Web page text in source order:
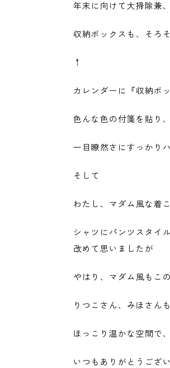
年末に向けて大掃除兼
収納ボックスも、そろ
↑
カレンダーに『収納ボ
色んな色の付箋を貼り
一目瞭然さにすっかり
そして
わたし、マダム風な着
シャツにパンツスタイ
改めて思いましたが
やはり、マダム風もこ
りつこさん、みほさん
ほっこり温かな空間で
いつもありがとうござ